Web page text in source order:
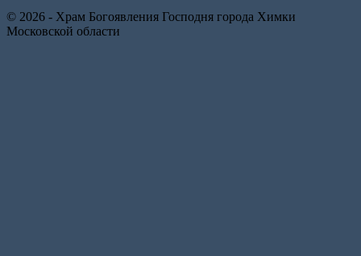
© 2026 - Храм Богоявления Господня города Химки
Московской области